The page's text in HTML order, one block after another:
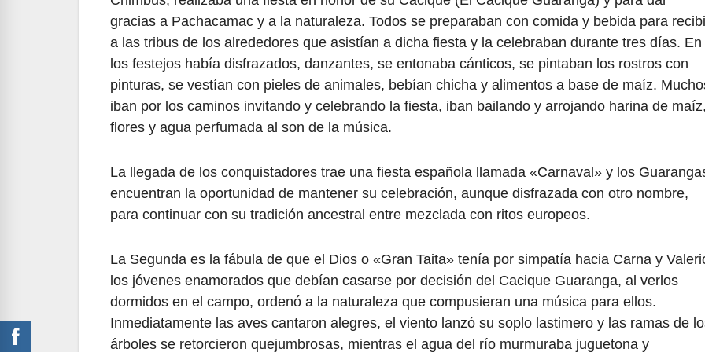
gracias a Pachacamac y a la naturaleza. Todos se preparaban con comida y bebida para
a las tribus de los alrededores que asistían a dicha fiesta y la celebraban durante tres días. En
los festejos había disfrazados, danzantes, se entonaba cánticos, se pintaban los rostros con
pinturas, se vestían con pieles de animales, bebían chicha y alimentos a base de maíz.
iban por los caminos invitando y celebrando la fiesta, iban bailando y arrojando harina de maíz,
flores y agua perfumada al son de la música.
La llegada de los conquistadores trae una fiesta española llamada «Carnaval» y los
encuentran la oportunidad de mantener su celebración, aunque disfrazada con otro nombre,
para continuar con su tradición ancestral entre mezclada con ritos europeos.
La Segunda es la fábula de que el Dios o «Gran Taita» tenía por simpatía hacia Carna y
los jóvenes enamorados que debían casarse por decisión del Cacique Guaranga, al verlos
dormidos en el campo, ordenó a la naturaleza que compusieran una música para ellos.
Inmediatamente las aves cantaron alegres, el viento lanzó su soplo lastimero y las ramas de
árboles se retorcieron quejumbrosas, mientras el agua del río murmuraba juguetona y